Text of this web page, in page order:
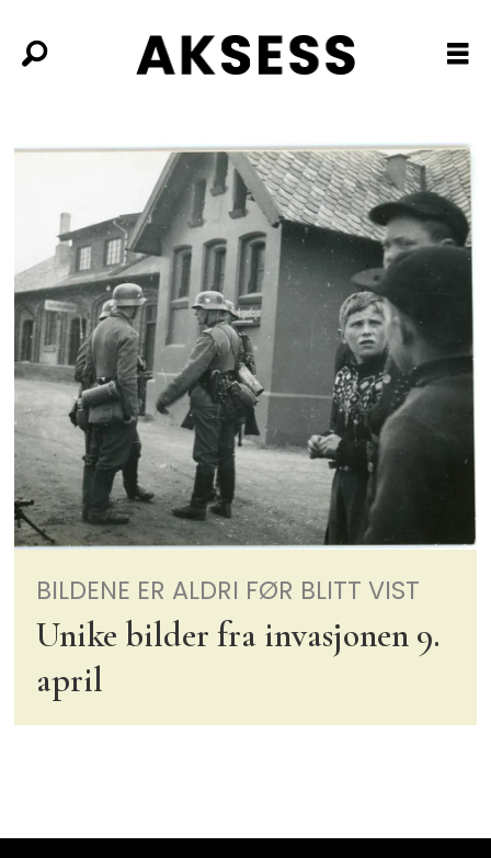
invasjonen
av
norge
BILDENE ER ALDRI FØR BLITT VIST
Unike bilder fra invasjonen 9.
april